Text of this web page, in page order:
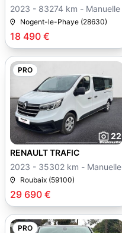
18 490 €
2023 - 83274 km - Manuelle
Nogent-le-Phaye (28630)
PRO
22
29 690 €
RENAULT TRAFIC
2023 - 35302 km - Manuelle
Roubaix (59100)
PRO